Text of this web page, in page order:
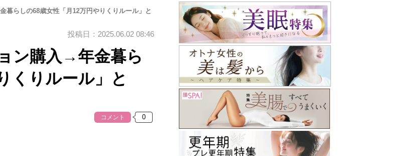
らしの68歳女性「月12万円やりくりルール」と
投稿日：2025.06.02 08:46
ン購入→年金暮ら
くりルール」と
コメント